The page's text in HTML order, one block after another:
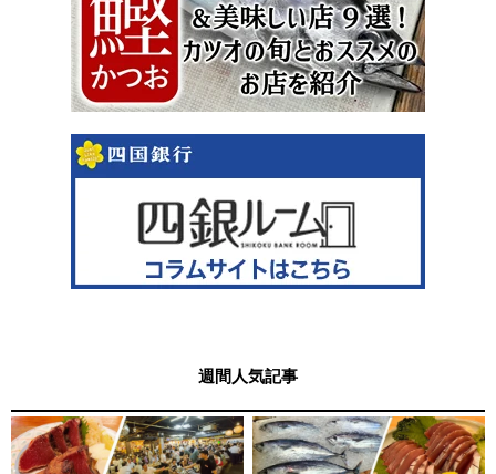
週間人気記事